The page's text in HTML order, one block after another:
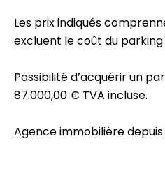
Les prix indiqués
excluent le coût du
Possibilité d’acquérir un
87.000,00 € TVA incluse.
Agence immobilière depuis